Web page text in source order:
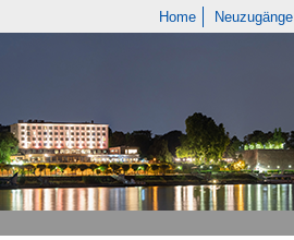
Home Neuzugänge